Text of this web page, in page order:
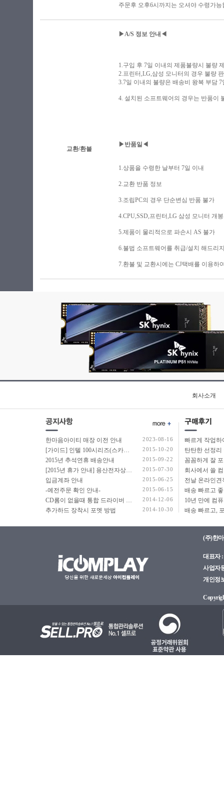
주문후 오후6시까지는 오셔야 수령가능
교환/환불
▶A/S 정보 안내◀
1.구입 후 7일 이내의 제품불량시 불량
2.프린터,LG,삼성 모니터의 경우 불량
3.7일 이내의 불량은 배송비 왕복 부담
4. 설치된 소프트웨어의 경우는 반품이
▶반품일◀
1.상품을 수령한 날부터 7일 이내
2.교환 반품 정보
3.조립PC의 경우 단순변심 반품 불가
4.CPU,SSD,프린터,LG 삼성 모니터 개
5.제품이 물리적으로 파손시 AS 불가
6.불법 소프트웨어를 취급/설치 해드리
7.환불 및 교환시에는 CJ택배를 이용하
회사소개
한마음아이티 매장 이전 안내 2023-08-16
[가이드] 인텔 100시리즈(스카이레이크보드) 에서 윈도우7 USB 설치 방법 소개 2015-10-20
2015년 추석연휴 배송안내 2015-09-22
[2015년 휴가 안내] 용산전자상가 여름 휴가 안내 2015-07-30
입금계좌 안내 2015-06-25
-예전주문 확인 안내- 2015-06-15
CD롬이 없을때 통합 드라이버 설치법 2014-12-06
추가하드 장착시 포멧 방법 2014-10-30
탄탄한 선정리
(주)한
대표자
사업자
개인정